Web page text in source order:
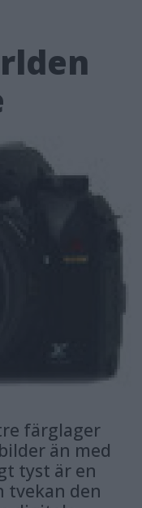
färglager
än med
tyst är en
tvekan den